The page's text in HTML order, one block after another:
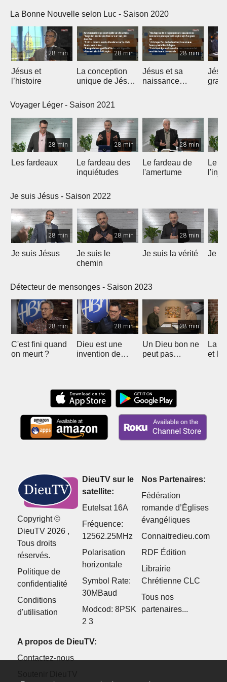
La Bonne Nouvelle selon Luc - Saison 2020
28 min
Jésus et
l’histoire
28 min
La conception
unique de Jésus
28 min
Jésus et sa
naissance
Voyager Léger - Saison 2021
28 min
Les fardeaux
28 min
Le fardeau des
inquiétudes
28 min
Le fardeau de
l'amertume
Le
Je suis Jésus - Saison 2022
28 min
Je suis Jésus
28 min
Je suis le
chemin
28 min
Je suis la vérité Je
Détecteur de mensonges - Saison 2023
28 min
C'est fini quand
on meurt ?
28 min
Dieu est une
invention de
28 min
Un Dieu bon ne
peut pas
La
et la
Copyright ©
DieuTV 2026 ,
Tous droits
réservés.
Politique de
confidentialité
Conditions
d'utilisation
DieuTV sur le
satellite:
Eutelsat 16A
Fréquence:
12562.25MHz
Polarisation
horizontale
Symbol Rate:
30MBaud
Modcod: 8PSK
2 3
Nos Partenaires:
Fédération
romande d’Églises
évangéliques
Connaitredieu.com
RDF Édition
Librairie
Chrétienne CLC
Tous nos
partenaires...
A propos de DieuTV:
Contactez-nous